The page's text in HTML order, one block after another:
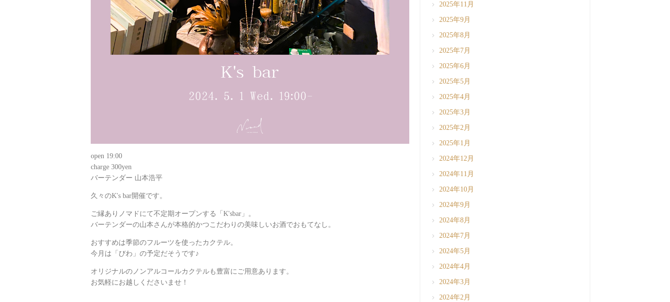
open 19:00
charge 300yen
バーテンダー 山本浩平
久々のK's bar開催です。
ご縁ありノマドにて不定期オープンする「K'sbar」。
バーテンダーの山本さんが本格的かつこだわりの美味しいお酒でおもてなし。
おすすめは季節のフルーツを使ったカクテル。
今月は「びわ」の予定だそうです♪
オリジナルのノンアルコールカクテルも豊富にご用意あります。
お気軽にお越しくださいませ！
2025年11月
2025年9月
2025年8月
2025年7月
2025年6月
2025年5月
2025年4月
2025年3月
2025年2月
2025年1月
2024年12月
2024年11月
2024年10月
2024年9月
2024年8月
2024年7月
2024年5月
2024年4月
2024年3月
2024年2月